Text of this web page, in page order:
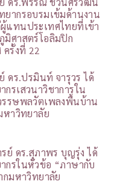
ยากรอบรมเข้มด้านงาน
แทนประเทศไทยที่เข้า
มิศาสตร์โอลิมปิก
ครั้งที่ 22
ดร.ปรมินท์ จารุวร ได้
รเสวนาวิชาการใน
รรษพลวัตเพลงพื้นบ้าน
หาวิทยาลัย
ย์ ดร.สุภาพร บุญรุ่ง ได้
กรในหัวข้อ “ภาษากับ
กมหาวิทยาลัย